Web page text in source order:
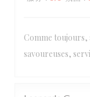
Comme toujours,
savoureuses,